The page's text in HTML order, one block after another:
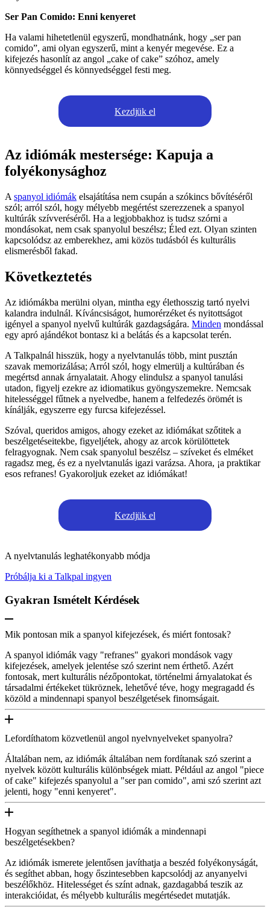
Ser Pan Comido: Enni kenyeret
Ha valami hihetetlenül egyszerű, mondhatnánk, hogy „ser pan
comido”, ami olyan egyszerű, mint a kenyér megevése. Ez a
kifejezés hasonlít az angol „cake of cake” szóhoz, amely
könnyedséggel és könnyedséggel festi meg.
Kezdjük el
Az idiómák mestersége: Kapuja a
folyékonysághoz
A spanyol idiómák elsajátítása nem csupán a szókincs bővítéséről
szól; arról szól, hogy mélyebb megértést szerezzenek a spanyol
kultúrák szívveréséről. Ha a legjobbakhoz is tudsz szórni a
mondásokat, nem csak spanyolul beszélsz; Éled ezt. Olyan szinten
kapcsolódsz az emberekhez, ami közös tudásból és kulturális
elismerésből fakad.
Következtetés
Az idiómákba merülni olyan, mintha egy élethosszig tartó nyelvi
kalandra indulnál. Kíváncsiságot, humorérzéket és nyitottságot
igényel a spanyol nyelvű kultúrák gazdagságára. Minden mondással
egy apró ajándékot bontasz ki a belátás és a kapcsolat terén.
A Talkpalnál hisszük, hogy a nyelvtanulás több, mint pusztán
szavak memorizálása; Arról szól, hogy elmerülj a kultúrában és
megértsd annak árnyalatait. Ahogy elindulsz a spanyol tanulási
utadon, figyelj ezekre az idiomatikus gyöngyszemekre. Nemcsak
hitelességgel fűtnek a nyelvedbe, hanem a felfedezés örömét is
kínálják, egyszerre egy furcsa kifejezéssel.
Szóval, queridos amigos, ahogy ezeket az idiómákat szőtitek a
beszélgetéseitekbe, figyeljétek, ahogy az arcok körülöttetek
felragyognak. Nem csak spanyolul beszélsz – szíveket és elméket
ragadsz meg, és ez a nyelvtanulás igazi varázsa. Ahora, ¡a praktikar
esos refranes! Gyakoroljuk ezeket az idiómákat!
Kezdjük el
A nyelvtanulás leghatékonyabb módja
Próbálja ki a Talkpal ingyen
Gyakran Ismételt Kérdések
Mik pontosan mik a spanyol kifejezések, és miért fontosak?
A spanyol idiómák vagy "refranes" gyakori mondások vagy
kifejezések, amelyek jelentése szó szerint nem érthető. Azért
fontosak, mert kulturális nézőpontokat, történelmi árnyalatokat és
társadalmi értékeket tükröznek, lehetővé téve, hogy megragadd és
közöld a mindennapi spanyol beszélgetések finomságait.
Lefordíthatom közvetlenül angol nyelvnyelveket spanyolra?
Általában nem, az idiómák általában nem fordítanak szó szerint a
nyelvek között kulturális különbségek miatt. Például az angol "piece
of cake" kifejezés spanyolul a "ser pan comido", ami szó szerint azt
jelenti, hogy "enni kenyeret".
Hogyan segíthetnek a spanyol idiómák a mindennapi
beszélgetésekben?
Az idiómák ismerete jelentősen javíthatja a beszéd folyékonyságát,
és segíthet abban, hogy őszintesebben kapcsolódj az anyanyelvi
beszélőkhöz. Hitelességet és színt adnak, gazdagabbá teszik az
interakcióidat, és mélyebb kulturális megértésedet mutatják.